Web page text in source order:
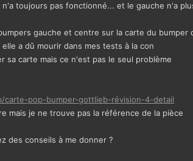
toujours pas fonctionné... et le gauche n'a
gauche et centre sur la carte du bumper
a dû mourir dans mes tests à la con
sa carte mais ce n'est pas le seul problème
pop-bumper-gottlieb-révision-4-detail
mais je ne trouve pas la référence de la pièce
des conseils à me donner ?